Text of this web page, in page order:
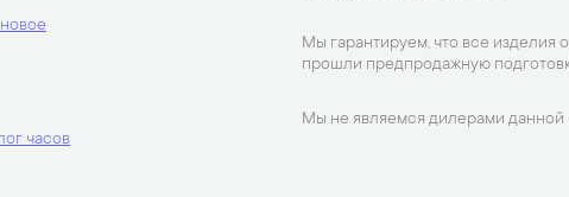
часов
Мы гарантируем, что все изделия
прошли предпродажную
Мы не являемся дилерами данной